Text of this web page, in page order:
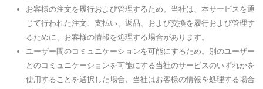
お客様の注文を履行および管理するため。当社は、本サービスを通
じて行われた注文、支払い、返品、および交換を履行および管理す
るために、お客様の情報を処理する場合があります。
ユーザー間のコミュニケーションを可能にするため。別のユーザー
とのコミュニケーションを可能にする当社のサービスのいずれかを
使用することを選択した場合、当社はお客様の情報を処理する場合